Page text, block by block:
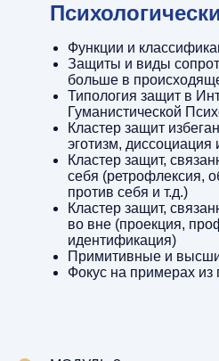
Функции и
Защиты и виды
больше в
Типология защит в
Гуманистической
Кластер защит
эготизм, диссоциация
Кластер защит,
себя (ретрофлексия,
против себя и т.д.)
Кластер защит,
во вне (проекция,
идентификация)
Примитивные и
Фокус на примерах из